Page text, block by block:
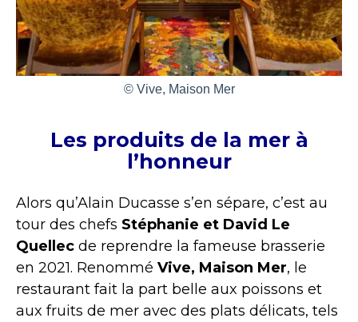
© Vive, Maison Mer
Les produits de la mer à
l’honneur
Alors qu’Alain Ducasse s’en sépare, c’est au
tour des chefs Stéphanie et David Le
Quellec de reprendre la fameuse brasserie
en 2021. Renommé Vive, Maison Mer, le
restaurant fait la part belle aux poissons et
aux fruits de mer avec des plats délicats, tels